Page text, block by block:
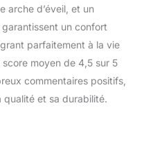
naissance :
d’abord avec le
bébé, puis comme
bebe ajustable.
l’enfant
90 kg Réglages
: Siège et
moelleux.
arche d’éveil, et un
garantissent un confort
parfaitement à la vie
moyen de 4,5 sur 5
commentaires positifs,
qualité et sa durabilité.